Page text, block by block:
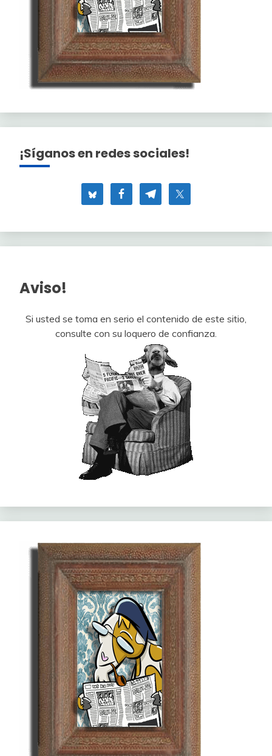
¡Síganos en redes sociales!
Aviso!
Si usted se toma en serio el contenido de este sitio,
consulte con su loquero de confianza.